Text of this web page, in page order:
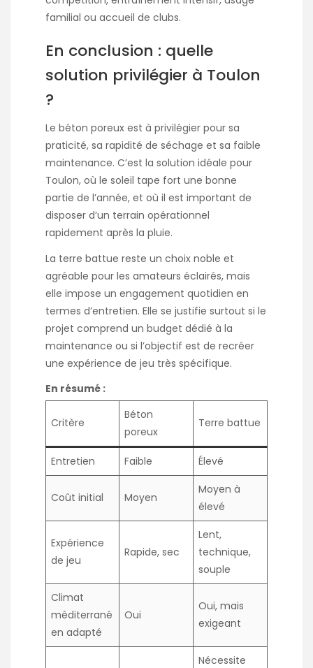
familial ou accueil de clubs.
En conclusion : quelle
solution privilégier à Toulon
?
Le béton poreux est à privilégier pour sa
praticité, sa rapidité de séchage et sa faible
maintenance. C’est la solution idéale pour
Toulon, où le soleil tape fort une bonne
partie de l’année, et où il est important de
disposer d’un terrain opérationnel
rapidement après la pluie.
La terre battue reste un choix noble et
agréable pour les amateurs éclairés, mais
elle impose un engagement quotidien en
termes d’entretien. Elle se justifie surtout si le
projet comprend un budget dédié à la
maintenance ou si l’objectif est de recréer
une expérience de jeu très spécifique.
En résumé :
Critère
Béton
poreux
Terre battue
Entretien Faible Élevé
Coût initial Moyen
Moyen à
élevé
Expérience
de jeu
Rapide, sec
Lent,
technique,
souple
Climat
méditerrané
en adapté
Oui
Oui, mais
exigeant
Nécessite